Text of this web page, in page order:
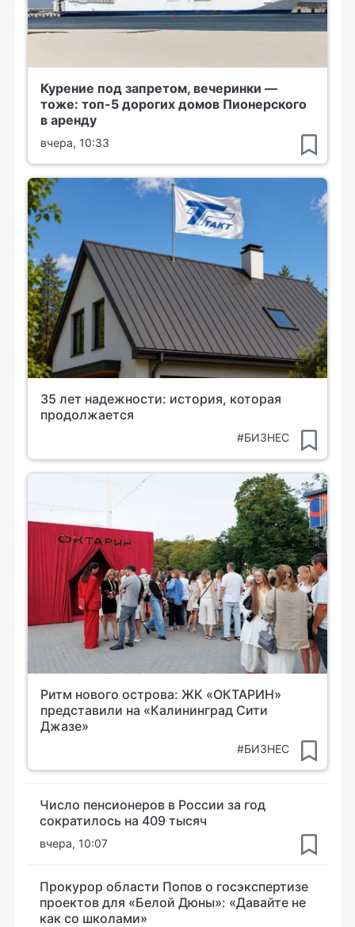
Курение под запретом, вечеринки —
тоже: топ-5 дорогих домов Пионерского
в аренду
вчера, 10:33
35 лет надежности: история, которая
продолжается
#БИЗНЕС
Ритм нового острова: ЖК «ОКТАРИН»
представили на «Калининград Сити
Джазе»
#БИЗНЕС
Число пенсионеров в России за год
сократилось на 409 тысяч
вчера, 10:07
Прокурор области Попов о госэкспертизе
проектов для «Белой Дюны»: «Давайте не
как со школами»